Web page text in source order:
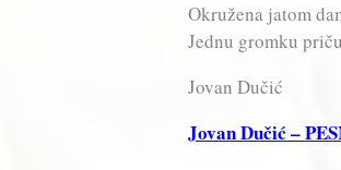
Okružena jatom
Jednu gromku
Jovan Dučić
Jovan Dučić –